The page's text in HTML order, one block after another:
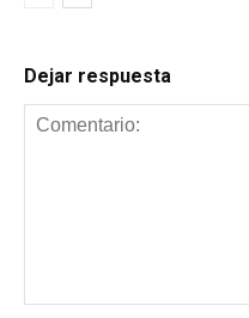
Dejar respuesta